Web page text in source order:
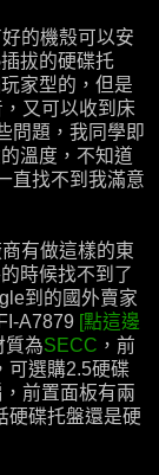
的機殼可以安
拔的硬碟托
家型的，但是
又可以收到床
問題，我同學即
溫度，不知道
直找不到我滿意
有做這樣的東
時候找不到了
到的國外賣家
A7879 [點這邊
質為SECC ，前
可選購2.5硬碟
前置面板有兩
硬碟托盤還是硬